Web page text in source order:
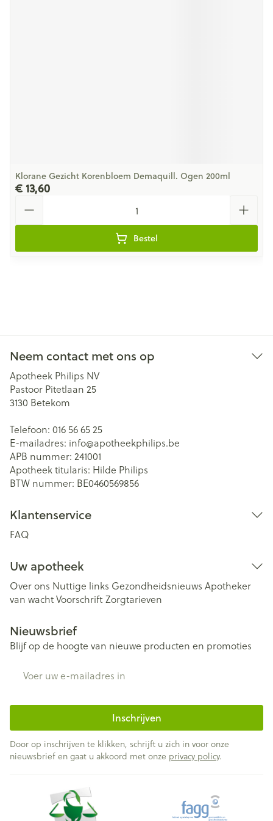
Klorane Gezicht Korenbloem Demaquill. Ogen 200ml
€ 13,60
Bestel
Neem contact met ons op
Apotheek Philips NV
Pastoor Pitetlaan 25
3130 Betekom
Telefoon: 016 56 65 25
E-mailadres: info@apotheekphilips.be
APB nummer: 241001
Apotheek titularis: Hilde Philips
BTW nummer: BE0460569856
Klantenservice
FAQ
Uw apotheek
Over ons Nuttige links Gezondheidsnieuws Apotheker
van wachtVoorschriftZorgtarieven
Nieuwsbrief
Blijf op de hoogte van nieuwe producten en promoties
Inschrijven
Door op inschrijven te klikken, schrijft u zich in voor onze
nieuwsbrief en gaat u akkoord met onze privacy policy.